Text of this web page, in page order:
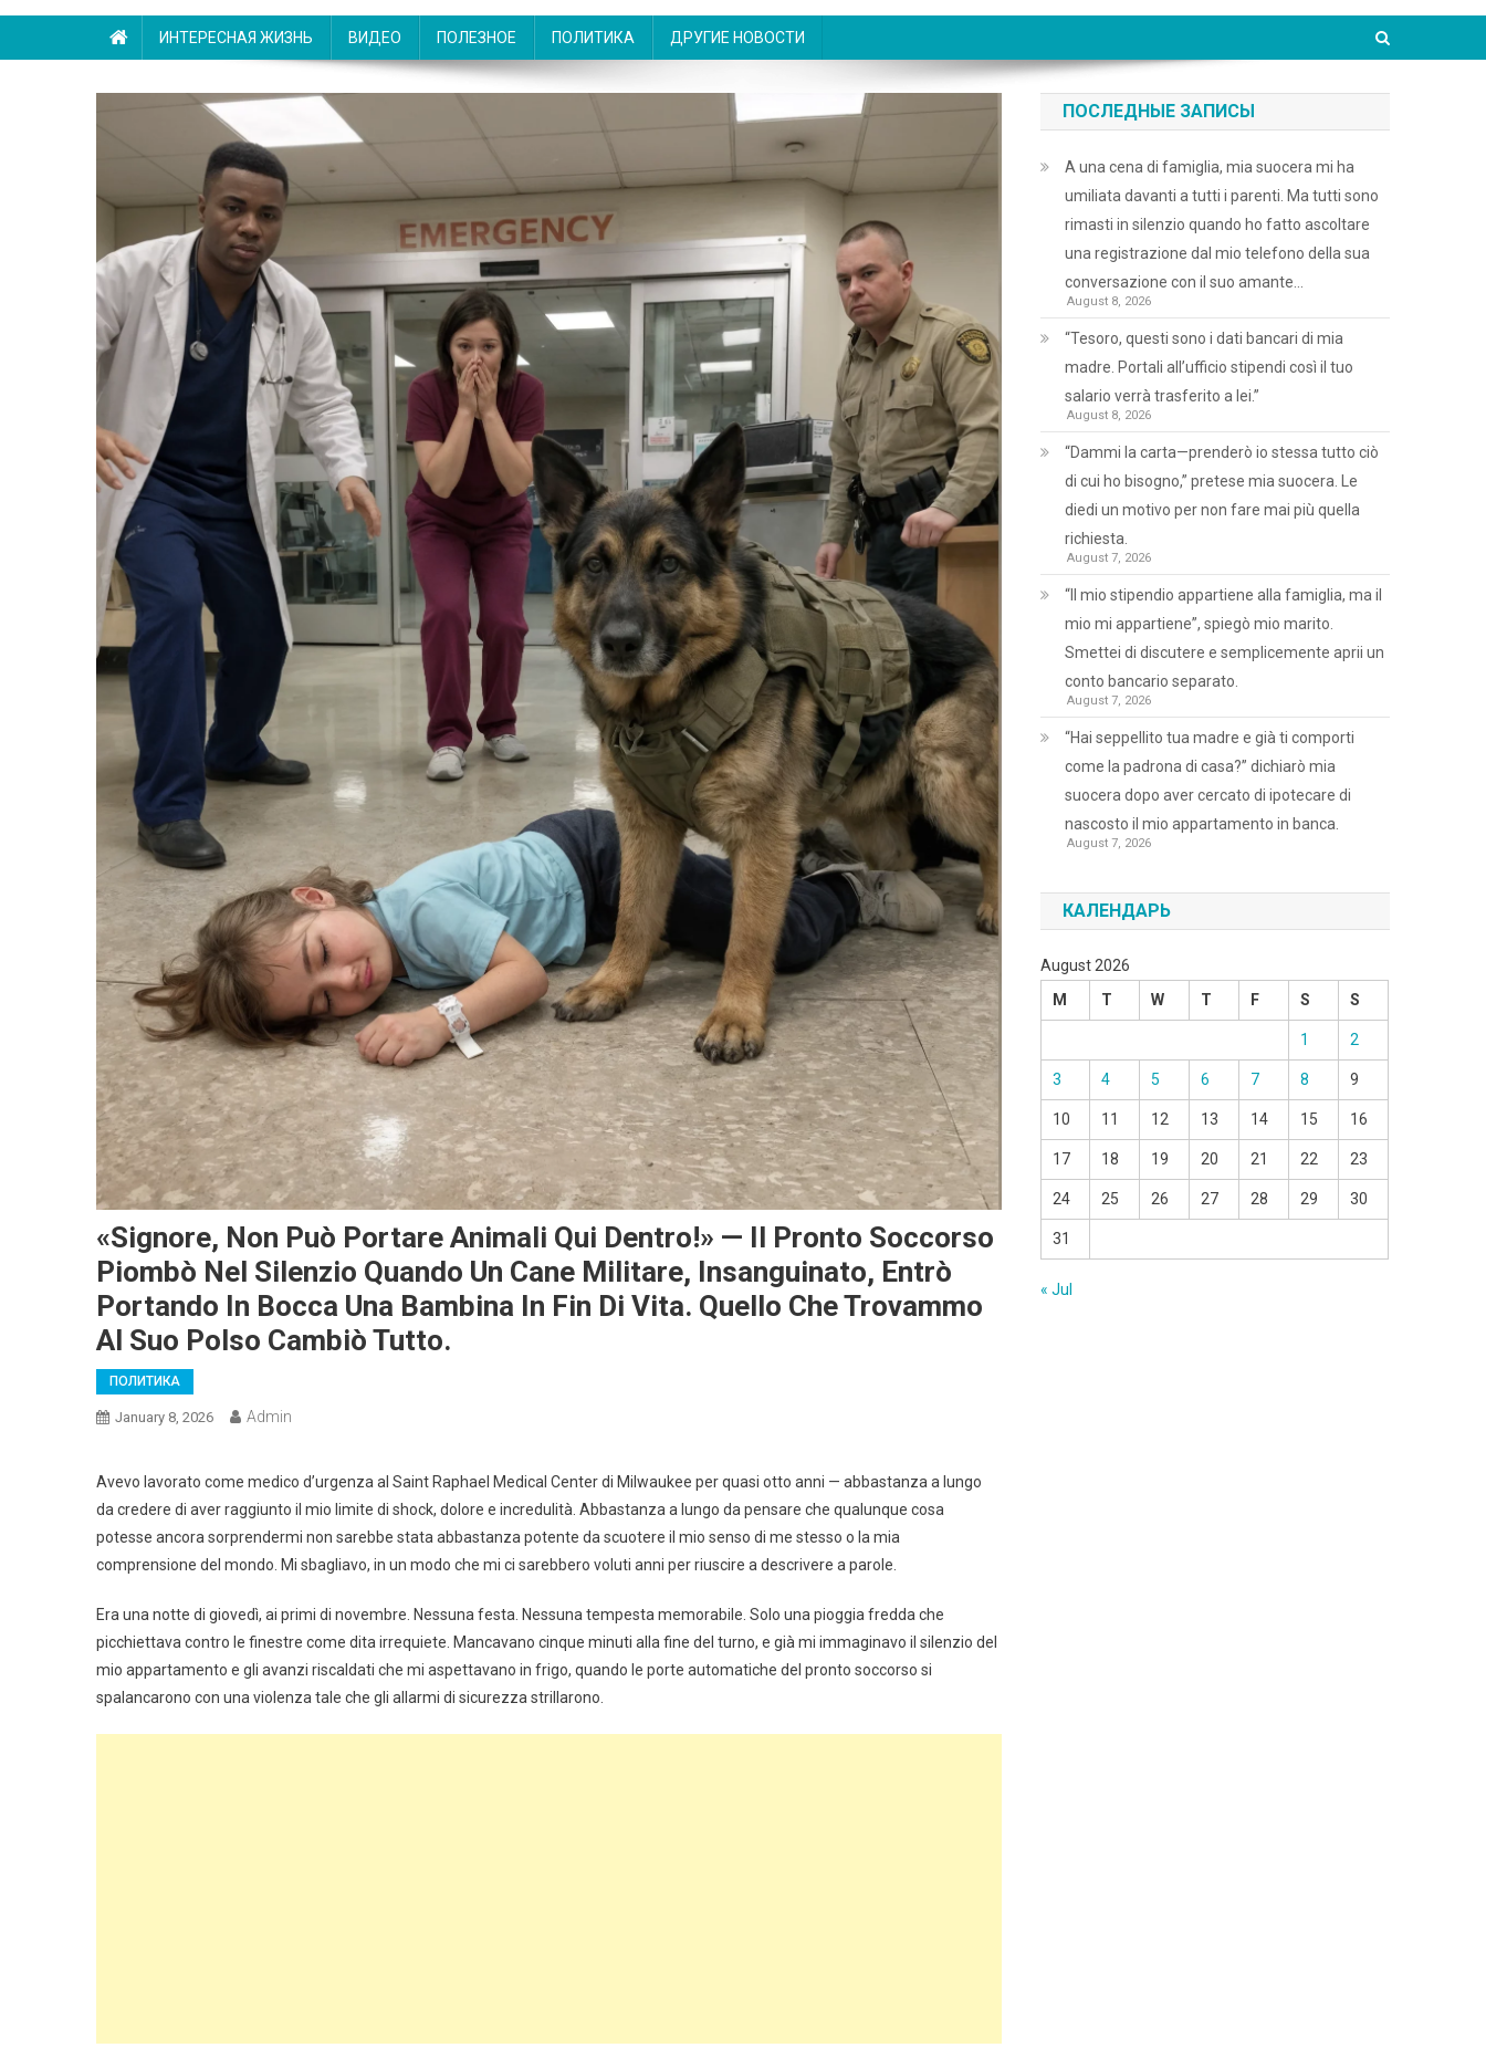
ИНТЕРЕСНАЯ ЖИЗНЬ ВИДЕО ПОЛЕЗНОЕ ПОЛИТИКА ДРУГИЕ НОВОСТИ
«Signore, Non Può Portare Animali Qui Dentro!» — Il Pronto Soccorso
Piombò Nel Silenzio Quando Un Cane Militare, Insanguinato, Entrò
Portando In Bocca Una Bambina In Fin Di Vita. Quello Che Trovammo
Al Suo Polso Cambiò Tutto.
ПОЛИТИКА
January 8, 2026 Admin
Avevo lavorato come medico d’urgenza al Saint Raphael Medical Center di Milwaukee per quasi otto anni — abbastanza a lungo
da credere di aver raggiunto il mio limite di shock, dolore e incredulità. Abbastanza a lungo da pensare che qualunque cosa
potesse ancora sorprendermi non sarebbe stata abbastanza potente da scuotere il mio senso di me stesso o la mia
comprensione del mondo. Mi sbagliavo, in un modo che mi ci sarebbero voluti anni per riuscire a descrivere a parole.
Era una notte di giovedì, ai primi di novembre. Nessuna festa. Nessuna tempesta memorabile. Solo una pioggia fredda che
picchiettava contro le finestre come dita irrequiete. Mancavano cinque minuti alla fine del turno, e già mi immaginavo il silenzio del
mio appartamento e gli avanzi riscaldati che mi aspettavano in frigo, quando le porte automatiche del pronto soccorso si
spalancarono con una violenza tale che gli allarmi di sicurezza strillarono.
ПОСЛЕДНЫЕ ЗАПИСЫ
A una cena di famiglia, mia suocera mi ha
umiliata davanti a tutti i parenti. Ma tutti sono
rimasti in silenzio quando ho fatto ascoltare
una registrazione dal mio telefono della sua
conversazione con il suo amante…
August 8, 2026
“Tesoro, questi sono i dati bancari di mia
madre. Portali all’ufficio stipendi così il tuo
salario verrà trasferito a lei.”
August 8, 2026
“Dammi la carta—prenderò io stessa tutto ciò
di cui ho bisogno,” pretese mia suocera. Le
diedi un motivo per non fare mai più quella
richiesta.
August 7, 2026
“Il mio stipendio appartiene alla famiglia, ma il
mio mi appartiene”, spiegò mio marito.
Smettei di discutere e semplicemente aprii un
conto bancario separato.
August 7, 2026
“Hai seppellito tua madre e già ti comporti
come la padrona di casa?” dichiarò mia
suocera dopo aver cercato di ipotecare di
nascosto il mio appartamento in banca.
August 7, 2026
КАЛЕНДАРЬ
August 2026
M
T W T F S S
1 2
3 4 5 6 7 8 9
10 11 12 13 14 15 16
17 18 19 20 21 22 23
24 25 26 27 28 29 30
31
« Jul